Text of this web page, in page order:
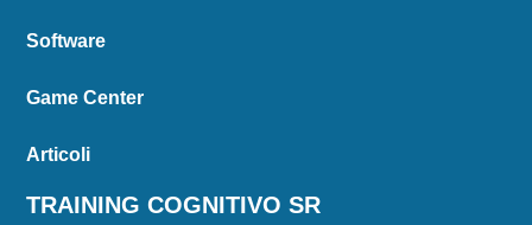
Software
Game Center
Articoli
TRAINING COGNITIVO SR